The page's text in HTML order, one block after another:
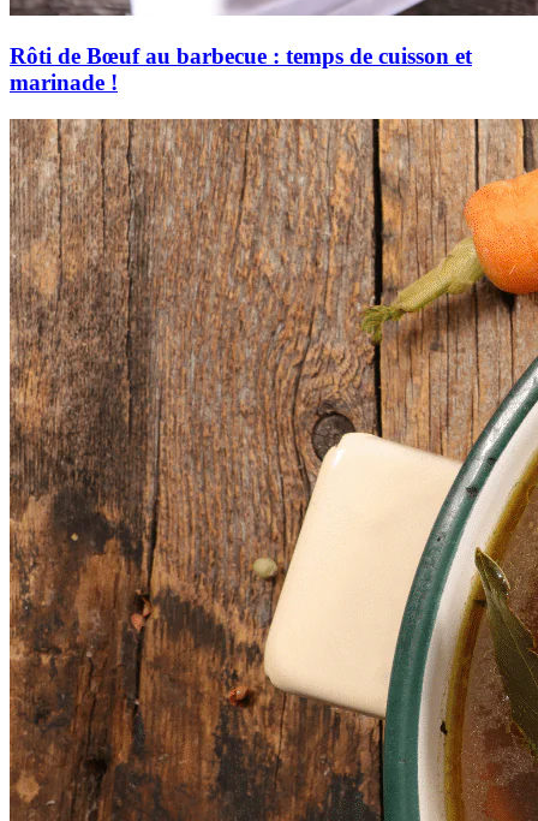
Rôti de Bœuf au barbecue : temps de cuisson et
marinade !